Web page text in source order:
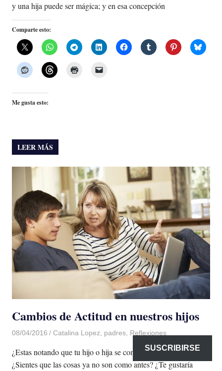
y una hija puede ser mágica; y en esa concepción
Comparte esto:
Me gusta esto:
LEER MÁS
Cambios de Actitud en nuestros hijos
08/04/2016 Luis Castellanos
Catalina Lopez padres, Reflexiones
¿Estas notando que tu hijo o hija se comporta diferente?
¿Sientes que las cosas ya no son como antes? ¿Te gustaría
SUSCRIBIRSE